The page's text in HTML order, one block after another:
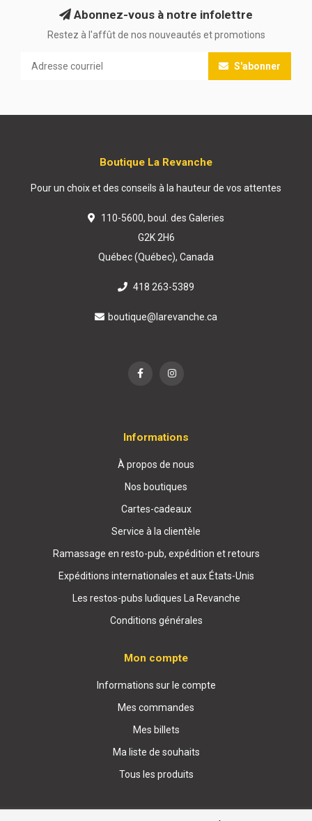
Abonnez-vous à notre infolettre
Restez à l'affût de nos nouveautés et promotions
S'abonner
Boutique La Revanche
Pour un choix et des conseils à la hauteur de vos attentes
110-5600, boul. des Galeries
G2K 2H6
Québec (Québec), Canada
418 263-5389
boutique@larevanche.ca
Informations
À propos de nous
Nos boutiques
Cartes-cadeaux
Service à la clientèle
Ramassage en resto-pub, expédition et retours
Expéditions internationales et aux États-Unis
Les restos-pubs ludiques La Revanche
Conditions générales
Mon compte
Informations sur le compte
Mes commandes
Mes billets
Ma liste de souhaits
Tous les produits